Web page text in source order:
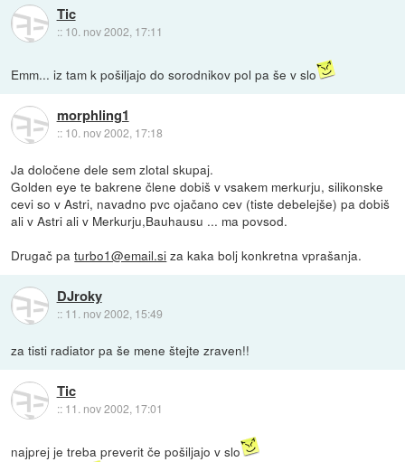
Tic
:: 10. nov 2002, 17:11
Emm... iz tam k pošiljajo do sorodnikov pol pa še v slo
morphling1
:: 10. nov 2002, 17:18
Ja določene dele sem zlotal skupaj.
Golden eye te bakrene člene dobiš v vsakem merkurju, silikonske
cevi so v Astri, navadno pvc ojačano cev (tiste debelejše) pa dobiš
ali v Astri ali v Merkurju,Bauhausu ... ma povsod.
Drugač paturbo1@email.si za kaka bolj konkretna vprašanja.
DJroky
:: 11. nov 2002, 15:49
za tisti radiator pa še mene štejte zraven!!
Tic
:: 11. nov 2002, 17:01
najprej je treba preverit če pošiljajo v slo